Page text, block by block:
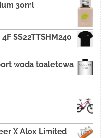
30ml
SS22TTSHM240
woda toaletowa
X Alox Limited